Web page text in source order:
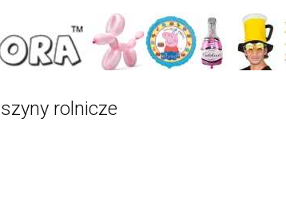
rolnicze